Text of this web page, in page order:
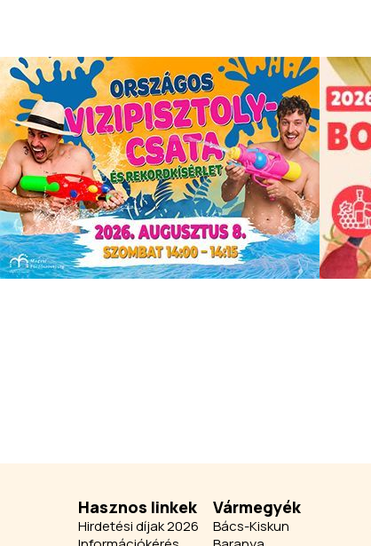
Hasznos linkek
Hirdetési díjak 2026
Vármegyék
Bács-Kiskun